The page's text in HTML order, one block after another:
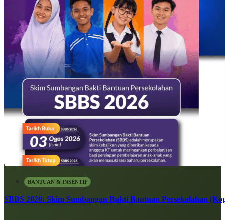
BANTUAN & INSENTIF
SBBS 2026: Skim Sumbangan Bakti Bantuan Persekolahan